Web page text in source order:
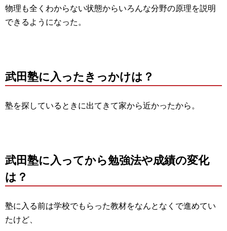
物理も全くわからない状態からいろんな分野の原理を説明
できるようになった。
武田塾に入ったきっかけは？
塾を探しているときに出てきて家から近かったから。
武田塾に入ってから勉強法や成績の変化
は？
塾に入る前は学校でもらった教材をなんとなくで進めてい
たけど、